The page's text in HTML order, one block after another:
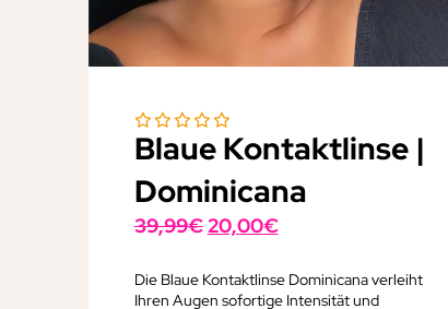
Blaue Kontaktlinse |
Dominicana
39,99€Ursprünglicher
war:
39,99€
20,00€Aktueller
ist:
20,00€.
Die Blaue Kontaktlinse Dominicana verleiht
Ihren Augen sofortige Intensität und